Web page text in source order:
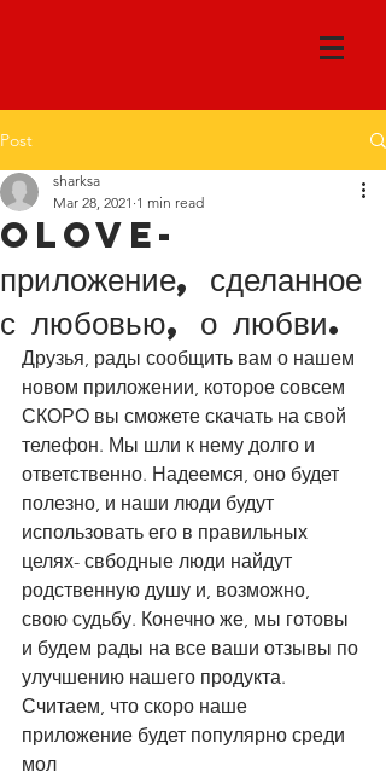
Post
Olove-
приложение, сделанное
с любовью, о любви.
sharksa
Mar 28, 2021 1 min read
Друзья, рады сообщить вам о нашем
новом приложении, которое совсем
СКОРО вы сможете скачать на свой
телефон. Мы шли к нему долго и
ответственно. Надеемся, оно будет
полезно, и наши люди будут
использовать его в правильных
целях- свбодные люди найдут
родственную душу и, возможно,
свою судьбу. Конечно же, мы готовы
и будем рады на все ваши отзывы по
улучшению нашего продукта.
Считаем, что скоро наше
приложение будет популярно среди
мол